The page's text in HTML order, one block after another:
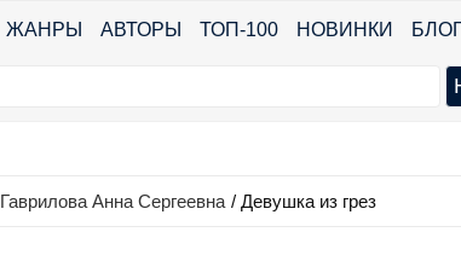
ЖАНРЫ АВТОРЫ ТОП-100 НОВИНКИ
Гаврилова Анна Сергеевна / Девушка из грез